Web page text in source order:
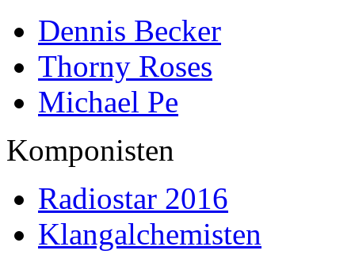
Dennis Becker
Thorny Roses
Michael Pe
Komponisten
Radiostar 2016
Klangalchemisten